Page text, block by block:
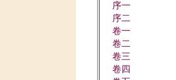
序一
序二
卷一
卷二
卷三
卷四